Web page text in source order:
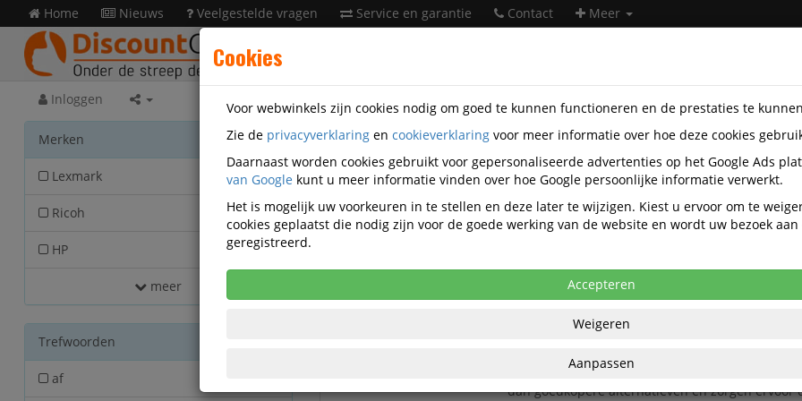
Home Nieuws Veelgestelde vragen Service en garantie Contact Meer
Inloggen
Merken
Lexmark 13
Ricoh 11
HP 10
meer
Trefwoorden
af
Printer supplies Kopieer supplies Kopieer toner zwart
Kopieer toner zwart
Populariteit
Toner Brother TN-1150 zwart 1000 pagina's
De Brother TN1150-toner is vakkundig
getest om te garanderen dat je afdrukken snel
helderheid worden geleverd. Originele
zoals de TN-1150 bieden een betere prijs-
dan goedkopere alternatieven en zorgen ervoor
Cookies
Voor webwinkels zijn cookies nodig om goed te kunnen functioneren en de prestaties te
Zie de privacyverklaring en cookieverklaring voor meer informatie over hoe deze cookies
Daarnaast worden cookies gebruikt voor gepersonaliseerde advertenties op het Google Ads
van Google kunt u meer informatie vinden over hoe Google persoonlijke informatie verwerkt.
Het is mogelijk uw voorkeuren in te stellen en deze later te wijzigen. Kiest u ervoor om te
cookies geplaatst die nodig zijn voor de goede werking van de website en wordt uw bezoek
geregistreerd.
Accepteren
Weigeren
Aanpassen